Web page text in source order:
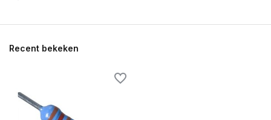
Recent bekeken